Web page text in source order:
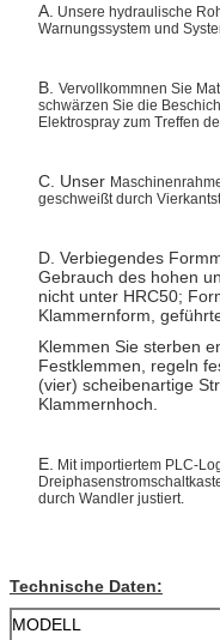
A. Unsere hydraulische
Warnungssystem und
B. Vervollkommnen Sie
schwärzen Sie die
Elektrospray zum Treffen
C. Unser
geschweißt durch
D. Verbiegendes
Gebrauch des hohen
nicht unter HRC50;
Klammernform,
Klemmen Sie sterben
Festklemmen, regeln
(vier) scheibenartige
Klammernhoch.
E.
Mit importiertem PLC-
durch Wandler justiert.
Technische Daten:
MODELL